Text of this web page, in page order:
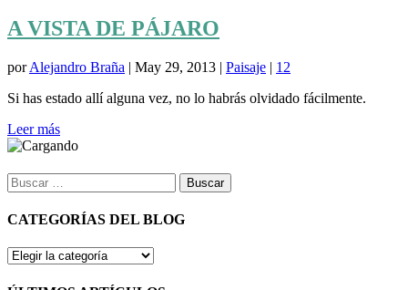
A VISTA DE PÁJARO
porAlejandro Braña | May 29, 2013 | Paisaje | 12
Si has estado allí alguna vez, no lo habrás olvidado fácilmente.
Leer más
Buscar:
CATEGORÍAS DEL BLOG
CATEGORÍAS